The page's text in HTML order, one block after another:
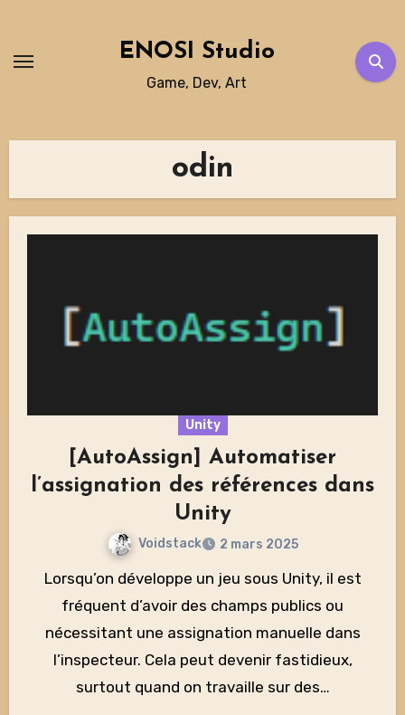
content
ENOSI Studio
Game, Dev, Art
odin
Unity
[AutoAssign] Automatiser
l’assignation des références dans
Unity
Voidstack 2 mars 2025
Lorsqu’on développe un jeu sous Unity, il est
fréquent d’avoir des champs publics ou
nécessitant une assignation manuelle dans
l’inspecteur. Cela peut devenir fastidieux,
surtout quand on travaille sur des…